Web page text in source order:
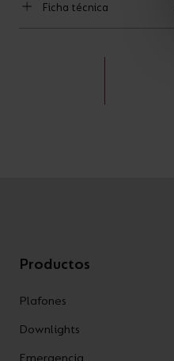
Ficha técnica
Productos
Plafones
Downlights